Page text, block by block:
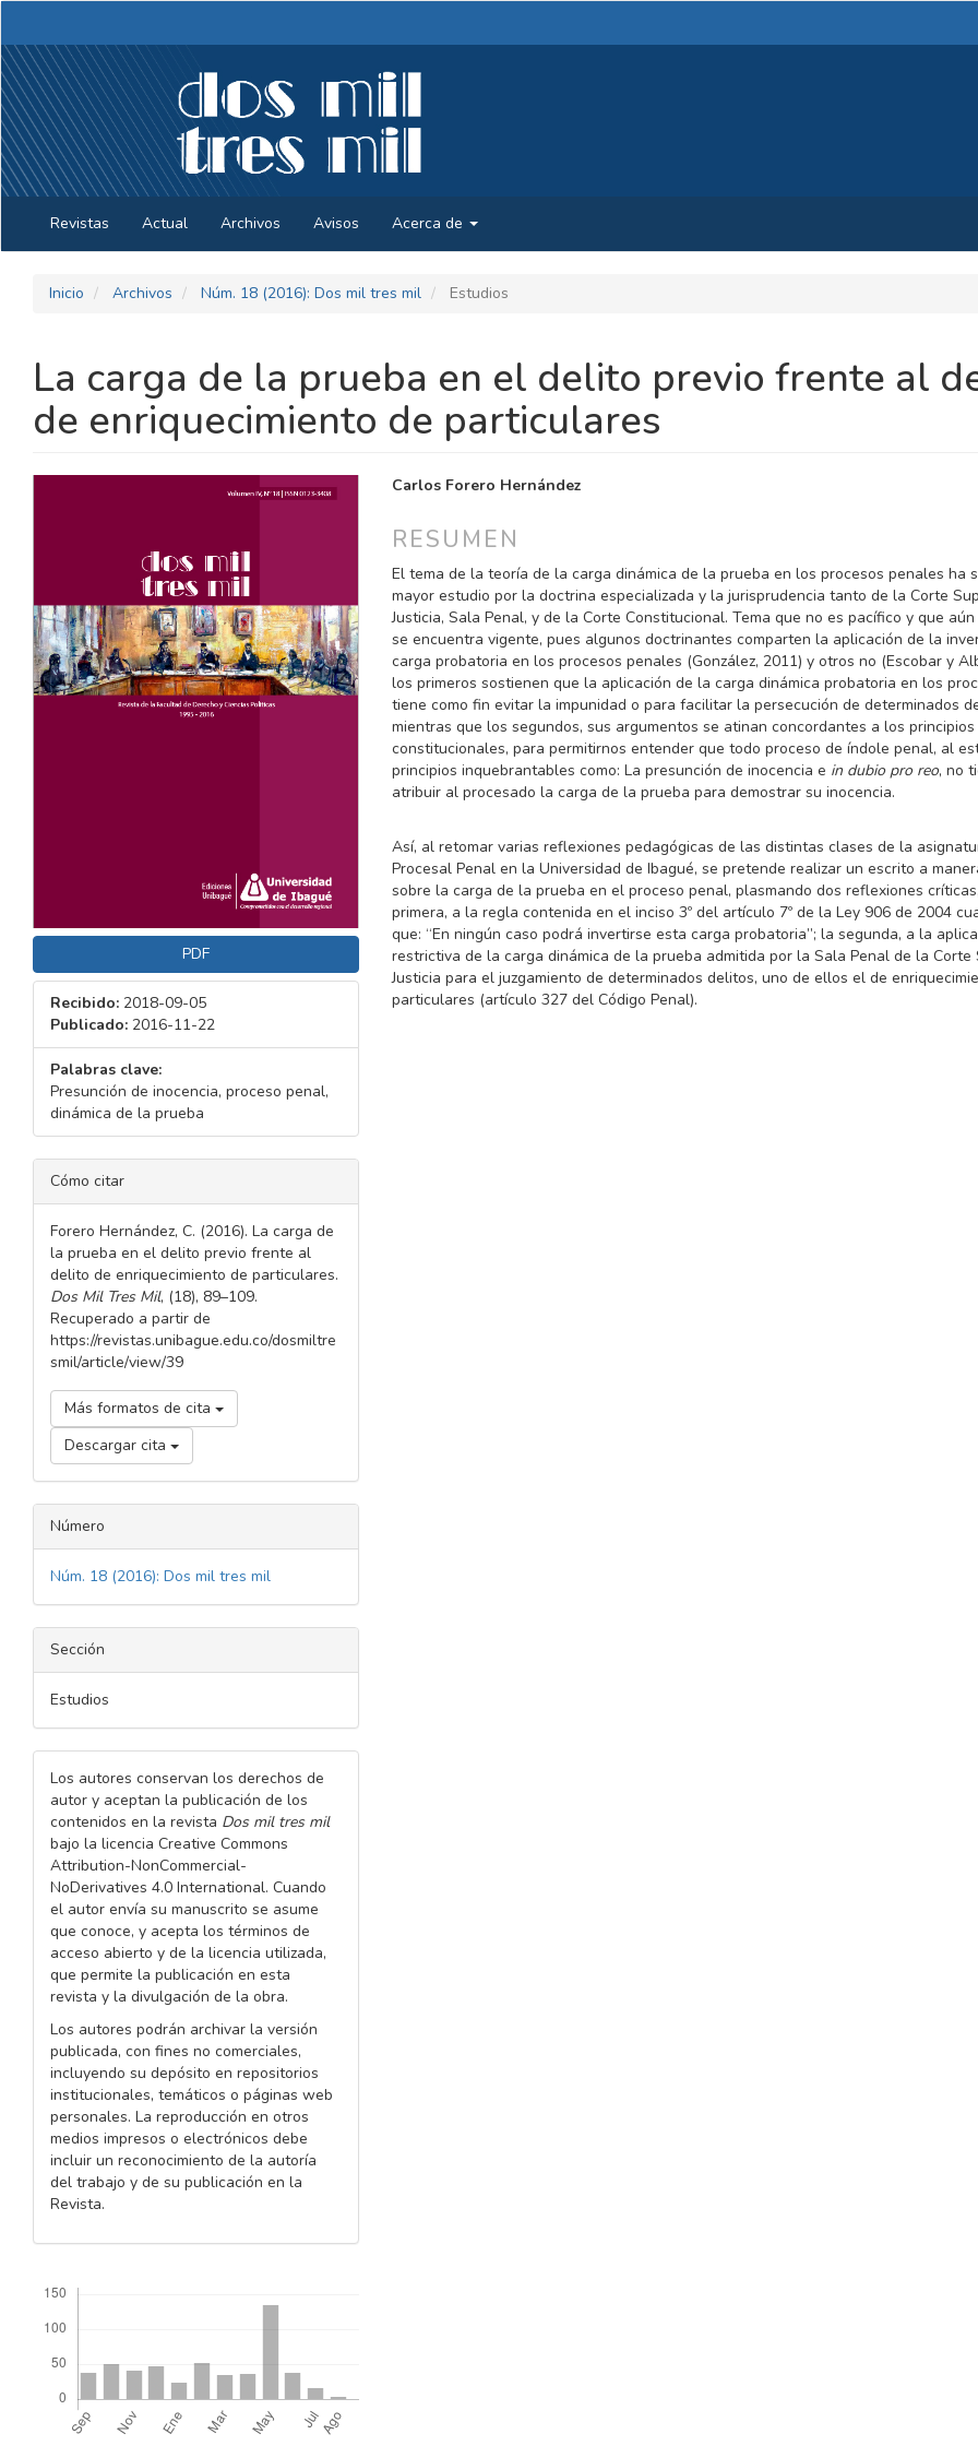
Contenido
principal
Barra
lateral
Revistas Actual Archivos Avisos Acerca de
Inicio Archivos Núm. 18 (2016): Dos mil tres mil Estudios
La carga de la prueba en el delito previo frente al
de enriquecimiento de particulares
BARRA
ARTÍCULO
PDF
Recibido: 2018-09-05
Publicado: 2016-11-22
Palabras clave:
Presunción de inocencia, proceso penal,
dinámica de la prueba
DETALLES
DEL
ARTÍCULO
Cómo citar
Forero Hernández, C. (2016). La carga de
la prueba en el delito previo frente al
delito de enriquecimiento de particulares.
Dos Mil Tres Mil, (18), 89–109.
Recuperado a partir de
https://revistas.unibague.edu.co/dosmiltre
smil/article/view/39
Más formatos de cita
Descargar cita
Número
Núm. 18 (2016): Dos mil tres mil
Sección
Estudios
Los autores conservan los derechos de
autor y aceptan la publicación de los
contenidos en la revista Dos mil tres mil
bajo la licencia Creative Commons
Attribution-NonCommercial-
NoDerivatives 4.0 International. Cuando
el autor envía su manuscrito se asume
que conoce, y acepta los términos de
acceso abierto y de la licencia utilizada,
que permite la publicación en esta
revista y la divulgación de la obra.
Los autores podrán archivar la versión
publicada, con fines no comerciales,
incluyendo su depósito en repositorios
institucionales, temáticos o páginas web
personales. La reproducción en otros
medios impresos o electrónicos debe
incluir un reconocimiento de la autoría
del trabajo y de su publicación en la
Revista.
CONTENIDO
DEL
ARTÍCULO
Carlos Forero Hernández
RESUMEN
El tema de la teoría de la carga dinámica de la prueba en los procesos penales ha
mayor estudio por la doctrina especializada y la jurisprudencia tanto de la Corte
Justicia, Sala Penal, y de la Corte Constitucional. Tema que no es pacífico y que
se encuentra vigente, pues algunos doctrinantes comparten la aplicación de la
carga probatoria en los procesos penales (González, 2011) y otros no (Escobar y
los primeros sostienen que la aplicación de la carga dinámica probatoria en los
tiene como fin evitar la impunidad o para facilitar la persecución de determinados
mientras que los segundos, sus argumentos se atinan concordantes a los principios
constitucionales, para permitirnos entender que todo proceso de índole penal, al
principios inquebrantables como: La presunción de inocencia e in dubio pro reo, no
atribuir al procesado la carga de la prueba para demostrar su inocencia.
Así, al retomar varias reflexiones pedagógicas de las distintas clases de la
Procesal Penal en la Universidad de Ibagué, se pretende realizar un escrito a
sobre la carga de la prueba en el proceso penal, plasmando dos reflexiones
primera, a la regla contenida en el inciso 3º del artículo 7º de la Ley 906 de 2004
que: “En ningún caso podrá invertirse esta carga probatoria”; la segunda, a la
restrictiva de la carga dinámica de la prueba admitida por la Sala Penal de la Corte
Justicia para el juzgamiento de determinados delitos, uno de ellos el de
particulares (artículo 327 del Código Penal).